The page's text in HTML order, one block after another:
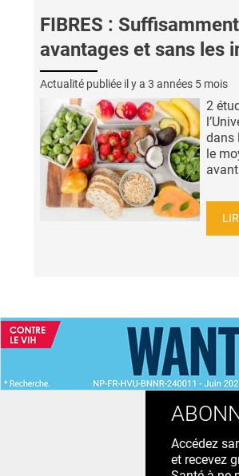
FIBRES :
avantages et sans les
Actualité publiée il y a 3 années 5 mois
2
dans
le
Accédez
et recevez